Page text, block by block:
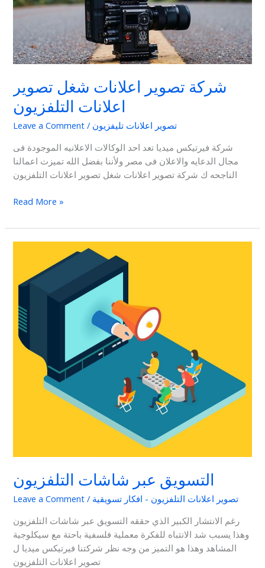
شركة تصوير اعلانات شغل تصوير
اعلانات التلفزيون
Leave a Comment / تصوير اعلانات تليفزيون
شركة فيرتيكس ميديا تعد احد الوكالات الاعلانيه الموجودة فى
مجال الدعايه والاعلان فى مصر ولأننا بفضل الله تميزت اعمالنا
الناجحه ك شركة تصوير اعلانات شغل تصوير اعلانات التلفزيون
تصوير
Read More »
التسويق عبر شاشات التلفزيون
Leave a Comment / تصوير اعلانات التلفزيون - افكار تسويقية
رغم الانتشار الكبير الذي حققه التسويق عبر شاشات التلفزيون
وهذا يسبب شد الانتباه للفكرة معملية فلسفية باحتة مع سيكلوجية
المشاهد وهذا هو التميز من وجه نظر شركتنا فيرتيكس ميديا ل
تصوير اعلانات التلفزيون
شاشات
التلفزيون